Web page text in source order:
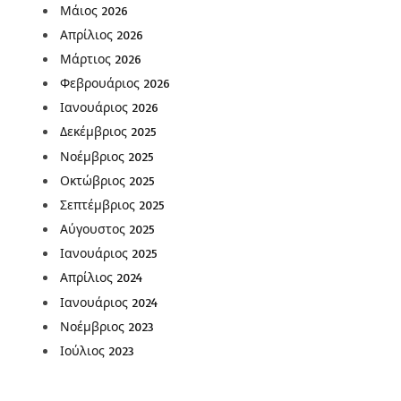
Μάιος 2026
Απρίλιος 2026
Μάρτιος 2026
Φεβρουάριος 2026
Ιανουάριος 2026
Δεκέμβριος 2025
Νοέμβριος 2025
Οκτώβριος 2025
Σεπτέμβριος 2025
Αύγουστος 2025
Ιανουάριος 2025
Απρίλιος 2024
Ιανουάριος 2024
Νοέμβριος 2023
Ιούλιος 2023